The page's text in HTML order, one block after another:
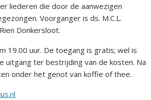
liederen die door de aanwezigen
Voorganger is ds. M.C.L.
Donkersloot.
19.00 uur. De toegang is gratis; wel is
uitgang ter bestrijding van de kosten. Na
onder het genot van koffie of thee.